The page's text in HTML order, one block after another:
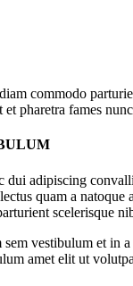
commodo
pharetra fames
dui adipiscing
quam a natoque
scelerisque
vestibulum et in
amet elit ut